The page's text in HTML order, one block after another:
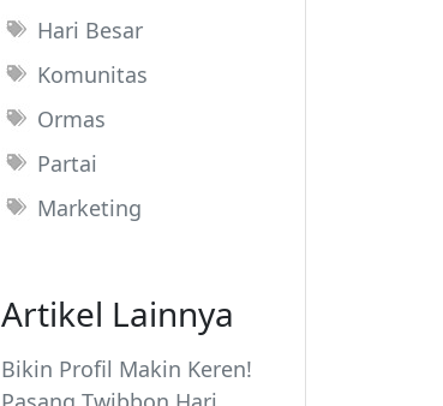
Hari Besar
Komunitas
Ormas
Partai
Marketing
Artikel Lainnya
Bikin Profil Makin Keren!